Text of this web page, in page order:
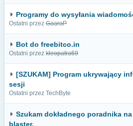
Programy do wysyłania
Ostatni przez GaaraP
Bot do freebitco.in
Ostatni przez kleopatra69
[SZUKAM] Program ukrywający
sesji
Ostatni przez TechByte
Szukam dokładnego poradnika
blaster.